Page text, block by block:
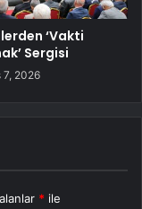
‘Vakti
Sergisi
7, 2026
* ile